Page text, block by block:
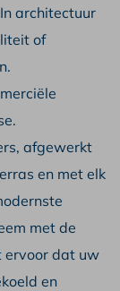
architectuur
of
afgewerkt
en met elk
met de
ervoor dat uw
en